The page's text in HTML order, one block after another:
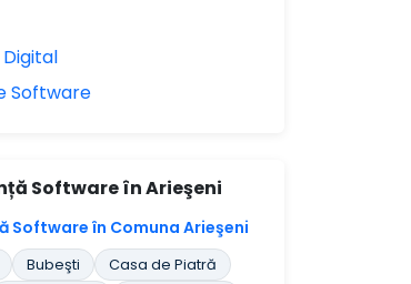
Software
Software în Arieşeni
Software în Comuna Arieşeni
Bubeşti
Casa de Piatră